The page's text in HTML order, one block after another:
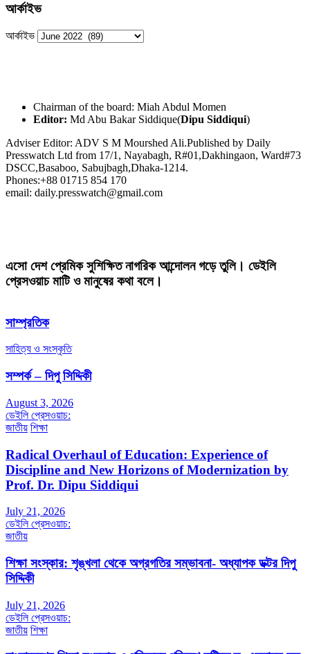
আর্কাইভ
আর্কাইভ
Chairman of the board: Miah Abdul Momen
Editor: Md Abu Bakar Siddique(Dipu Siddiqui)
Adviser Editor: ADV S M Mourshed Ali.Published by Daily
Presswatch Ltd from 17/1, Nayabagh, R#01,Dakhingaon, Ward#73
DSCC,Basaboo, Sabujbagh,Dhaka-1214.
Phones:+88 01715 854 170
email: daily.presswatch@gmail.com
এসো দেশ প্রেমিক সুশিক্ষিত নাগরিক আন্দোলন গড়ে তুলি। ডেইলি
প্রেসওয়াচ মাটি ও মানুষের কথা বলে।
সাম্প্রতিক
সাহিত্য ও সংস্কৃতি
সম্পর্ক – দিপু সিদ্দিকী
August 3, 2026
ডেইলি প্রেসওয়াচ:
জাতীয় শিক্ষা
Radical Overhaul of Education: Experience of
Discipline and New Horizons of Modernization by
Prof. Dr. Dipu Siddiqui
July 21, 2026
ডেইলি প্রেসওয়াচ:
জাতীয়
শিক্ষা সংস্কার: শৃঙ্খলা থেকে অগ্রগতির সম্ভাবনা- অধ্যাপক ডক্টর দিপু
সিদ্দিকী
July 21, 2026
ডেইলি প্রেসওয়াচ:
জাতীয় শিক্ষা